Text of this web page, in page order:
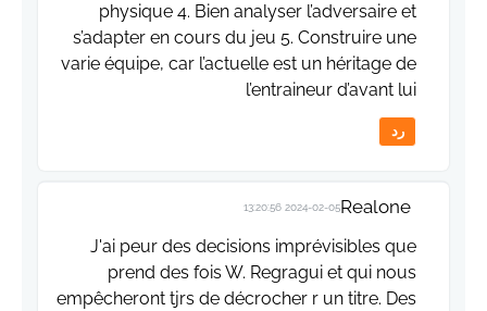
physique 4. Bien analyser l’adversaire et
s’adapter en cours du jeu 5. Construire une
varie équipe, car l’actuelle est un héritage de
l’entraineur d’avant lui
رد
Realone
2024-02-05 13:20:56
J'ai peur des decisions imprévisibles que
prend des fois W. Regragui et qui nous
empêcheront tjrs de décrocher r un titre. Des